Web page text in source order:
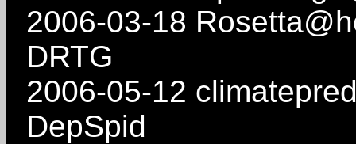
2006-03-18
DRTG
2006-05-12
DepSpid